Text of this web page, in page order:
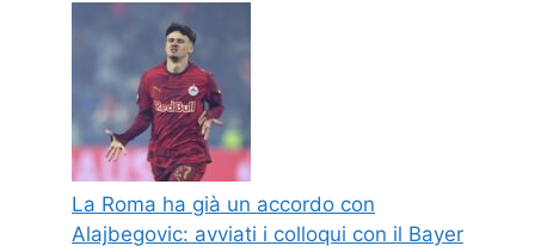
La Roma ha già un accordo con
Alajbegovic: avviati i colloqui con il Bayer